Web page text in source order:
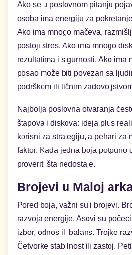
Ako se u poslovnom pitanju
osoba ima energiju za
Ako ima mnogo mačeva,
postoji stres. Ako ima mnogo
rezultatima i sigurnosti. Ako ima
posao može biti povezan sa
podrškom ili ličnim
Najbolja poslovna otvaranja
štapova i diskova: ideja plus
korisni za strategiju, a pehari za
faktor. Kada jedna boja potpuno
proveriti šta nedostaje.
Brojevi u Maloj
Pored boja, važni su i brojevi.
razvoja energije. Asovi su
izbor, odnos ili balans. Trojke
Četvorke stabilnost ili zastoj.